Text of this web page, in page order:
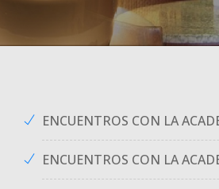
VOLVER A LA PÁGINA INICIAL
BUSCAR EN ANCEFN
ENCUENTROS CON LA
ENCUENTROS CON LA